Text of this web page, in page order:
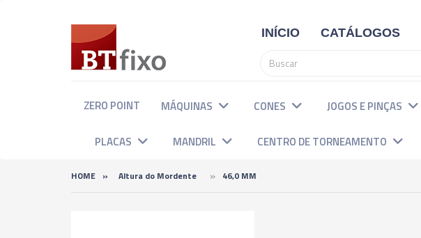
INÍCIO CATÁLOGOS
ZERO POINT MÁQUINAS CONES JOGOS E PINÇAS
PLACAS MANDRIL CENTRO DE TORNEAMENTO
HOME » Altura do Mordente » 46,0 MM